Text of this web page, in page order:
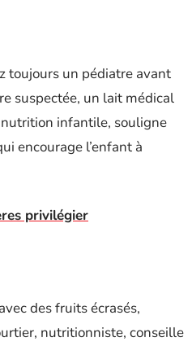
toujours un pédiatre avant
suspectée, un lait médical
infantile, souligne
encourage l’enfant à
privilégier
des fruits écrasés,
nutritionniste, conseille